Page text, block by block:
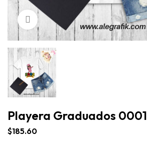
Click para agrandar
Playera Graduados 0001
$185.60